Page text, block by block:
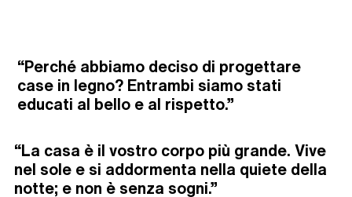
“Perché abbiamo deciso di progettare
case in legno? Entrambi siamo stati
educati al bello e al rispetto.”
“La casa è il vostro corpo più grande. Vive
nel sole e si addormenta nella quiete della
notte; e non è senza sogni.”